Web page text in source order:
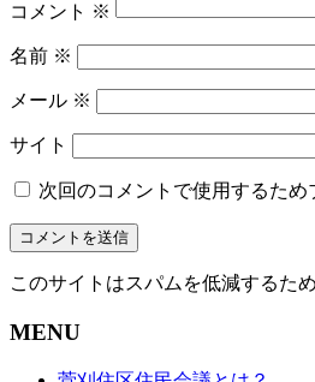
コメント ※
名前 ※
メール ※
サイト
次回のコメントで使用するため
このサイトはスパムを低減するた
MENU